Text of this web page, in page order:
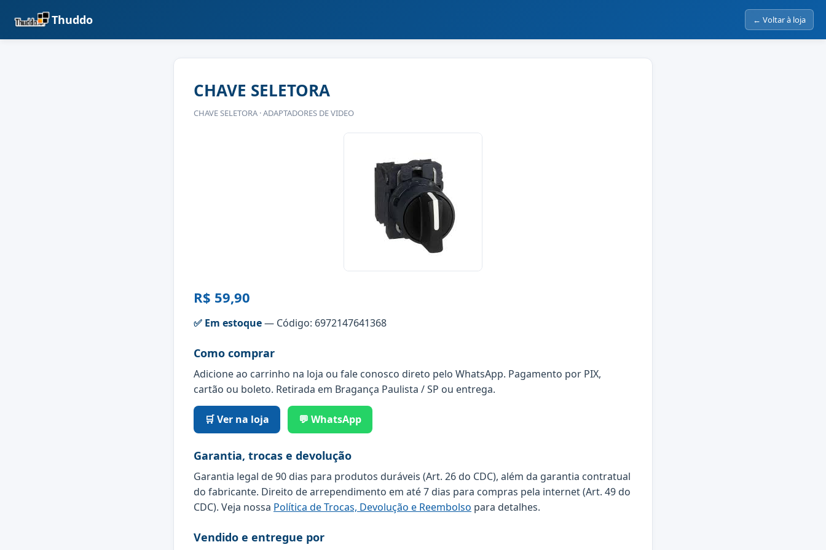
Thuddo ← Voltar à loja
CHAVE SELETORA
CHAVE SELETORA · ADAPTADORES DE VIDEO
R$ 59,90
✅ Em estoque— Código: 6972147641368
Como comprar
Adicione ao carrinho na loja ou fale conosco direto pelo WhatsApp. Pagamento por PIX,
cartão ou boleto. Retirada em Bragança Paulista / SP ou entrega.
🛒 Ver na loja 💬 WhatsApp
Garantia, trocas e devolução
Garantia legal de 90 dias para produtos duráveis (Art. 26 do CDC), além da garantia contratual
do fabricante. Direito de arrependimento em até 7 dias para compras pela internet (Art. 49 do
CDC). Veja nossa Política de Trocas, Devolução e Reembolso para detalhes.
Vendido e entregue por